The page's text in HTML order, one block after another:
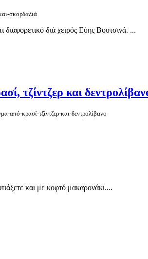
σκορδαλιά
διαφορετικό διά χειρός Εύης Βουτσινά. ...
τζίντζερ και
από-κρασί-τζίντζερ-και-δεντρολίβανο
και με κοφτό μακαρονάκι....